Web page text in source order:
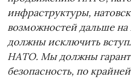
инфраструктуры,
возможностей дальше
должны исключить
НАТО. Мы должны
безопасность, по